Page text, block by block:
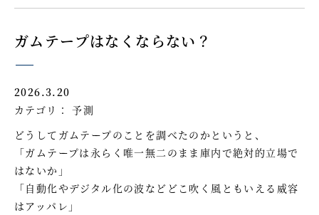
ガムテープはなくならない？
2026.3.20
カテゴリ：予測
どうしてガムテープのことを調べたのかというと、
「ガムテープは永らく唯一無二のまま庫内で絶対的立場で
はないか」
「自動化やデジタル化の波などどこ吹く風ともいえる威容
はアッパレ」